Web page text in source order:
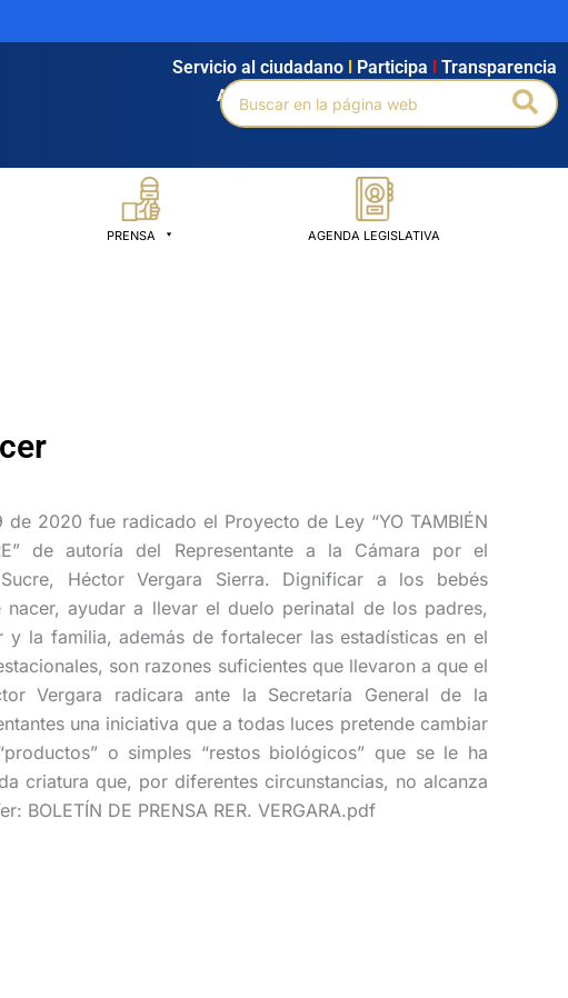
Agendamiento Intranet Búsqueda avanzada
Servicio al ciudadano Participa Transparencia
Buscar
por:
PRENSA AGENDA LEGISLATIVA
2020 fue radicado el Proyecto de Ley “YO TAMBIÉN
de autoría del Representante a la Cámara por el
Héctor Vergara Sierra. Dignificar a los bebés
nacer, ayudar a llevar el duelo perinatal de los padres,
y la familia, además de fortalecer las estadísticas en el
son razones suficientes que llevaron a que el
Vergara radicara ante la Secretaría General de la
una iniciativa que a todas luces pretende cambiar
o simples “restos biológicos” que se le ha
criatura que, por diferentes circunstancias, no alcanza
BOLETÍN DE PRENSA RER. VERGARA.pdf